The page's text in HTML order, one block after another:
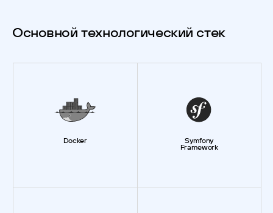
Основной технологический стек
Docker Symfony
Framework